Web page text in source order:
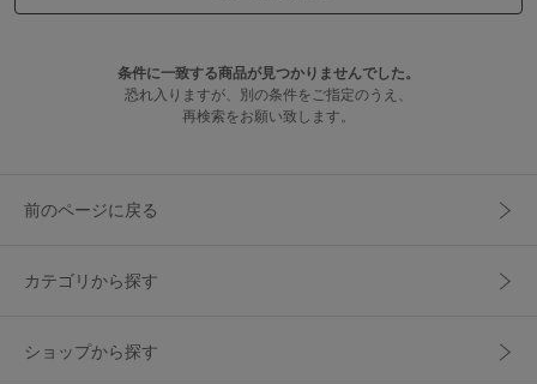
条件に一致する商品が見つかりませんでした。
恐れ入りますが、別の条件をご指定のうえ、
再検索をお願い致します。
前のページに戻る
カテゴリから探す
ショップから探す